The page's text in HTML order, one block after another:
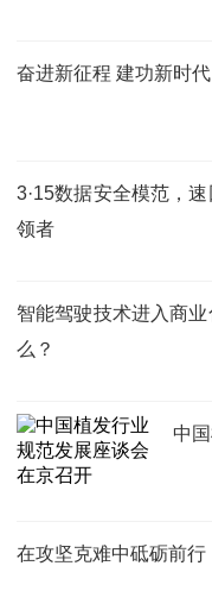
奋进新征程 建功新时代
3·15数据安全模范，
领者
智能驾驶技术进入商
么？
中
在攻坚克难中砥砺前行